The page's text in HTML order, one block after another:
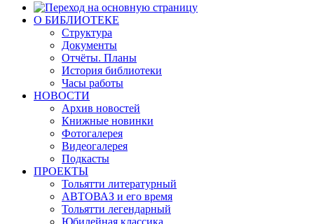
О БИБЛИОТЕКЕ
Структура
Документы
Отчёты. Планы
История библиотеки
Часы работы
НОВОСТИ
Архив новостей
Книжные новинки
Фотогалерея
Видеогалерея
Подкасты
ПРОЕКТЫ
Тольятти литературный
АВТОВАЗ и его время
Тольятти легендарный
Юбилейная классика